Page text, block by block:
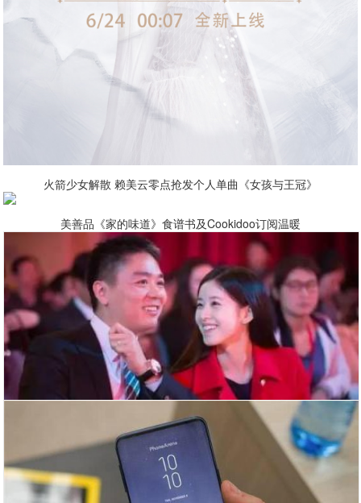
火箭少女解散 赖美云零点抢发个人单曲《女孩与王冠》
美善品《家的味道》食谱书及Cookidoo订阅温暖